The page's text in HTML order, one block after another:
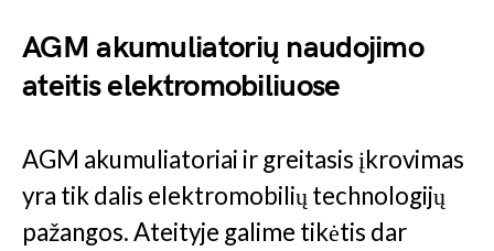
AGM akumuliatorių naudojimo
ateitis elektromobiliuose
AGM akumuliatoriai ir greitasis įkrovimas
yra tik dalis elektromobilių technologijų
pažangos. Ateityje galime tikėtis dar